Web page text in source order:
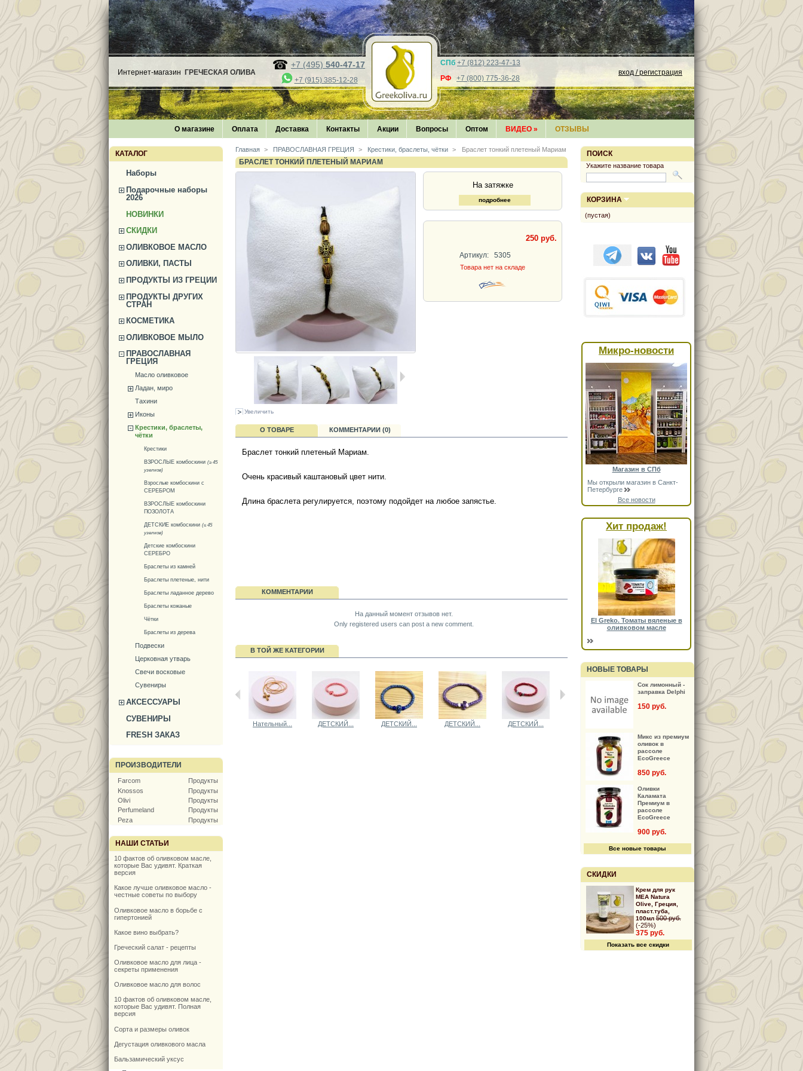
Интернет-магазин ГРЕЧЕСКАЯ ОЛИВА
+7 (495) 540-47-17
+7 (915) 385-12-28
СПб +7 (812) 223-47-13
РФ +7 (800) 775-36-28
вход / регистрация
О магазине Оплата Доставка Контакты Акции Вопросы Оптом ВИДЕО » ОТЗЫВЫ
КАТАЛОГ
Наборы
Подарочные наборы
2026
НОВИНКИ
СКИДКИ
ОЛИВКОВОЕ МАСЛО
ОЛИВКИ, ПАСТЫ
ПРОДУКТЫ ИЗ ГРЕЦИИ
ПРОДУКТЫ ДРУГИХ
СТРАН
КОСМЕТИКА
ОЛИВКОВОЕ МЫЛО
ПРАВОСЛАВНАЯ
ГРЕЦИЯ
Масло оливковое
Ладан, миро
Тахини
Иконы
Крестики, браслеты,
чётки
Крестики
ВЗРОСЛЫЕ комбоскини(≥ 45
узелков)
Взрослые комбоскини с
СЕРЕБРОМ
ВЗРОСЛЫЕ комбоскини
ПОЗОЛОТА
ДЕТСКИЕ комбоскини(≤ 45
узелков)
Детские комбоскини
СЕРЕБРО
Браслеты из камней
Браслеты плетеные, нити
Браслеты ладанное дерево
Браслеты кожаные
Чётки
Браслеты из дерева
Подвески
Церковная утварь
Свечи восковые
Сувениры
АКСЕССУАРЫ
СУВЕНИРЫ
FRESH ЗАКАЗ
ПРОИЗВОДИТЕЛИ
Farcom
Продукты
Knossos
Продукты
Olivi
Продукты
Perfumeland
Продукты
Peza
Продукты
НАШИ СТАТЬИ
10 фактов об оливковом масле,
которые Вас удивят. Краткая
версия
Какое лучше оливковое масло -
честные советы по выбору
Оливковое масло в борьбе с
гипертонией
Какое вино выбрать?
Греческий салат - рецепты
Оливковое масло для лица -
секреты применения
Оливковое масло для волос
10 фактов об оливковом масле,
которые Вас удивят. Полная
версия
Сорта и размеры оливок
Дегустация оливкового масла
Бальзамический уксус
Главная > ПРАВОСЛАВНАЯ ГРЕЦИЯ > Крестики, браслеты, чётки > Браслет тонкий плетеный Мариам
БРАСЛЕТ ТОНКИЙ ПЛЕТЕНЫЙ МАРИАМ
Увеличить
На затяжке
подробнее
250 руб.
Артикул:
5305
Товара нет на складе
О ТОВАРЕ КОММЕНТАРИИ (0)
Браслет тонкий плетеный Мариам.
Очень красивый каштановый цвет нити.
Длина браслета регулируется, поэтому подойдет на любое запястье.
КОММЕНТАРИИ
На данный момент отзывов нет.
Only registered users can post a new comment.
В ТОЙ ЖЕ КАТЕГОРИИ
Нательный... ДЕТСКИЙ... ДЕТСКИЙ... ДЕТСКИЙ... ДЕТСКИЙ... ДЕТСКИЙ... Нательный...
ПОИСК
Укажите название товара
КОРЗИНА
(пустая)
Микро-новости
Магазин в СПб
Мы открыли магазин в Санкт-
Петербурге
Все новости
Хит продаж!
El Greko. Томаты вяленые в
оливковом масле
НОВЫЕ ТОВАРЫ
Сок лимонный -
заправка Delphi
150 руб.
Микс из премиум
оливок в
рассоле
EcoGreece
850 руб.
Оливки
Каламата
Премиум в
рассоле
EcoGreece
900 руб.
Все новые товары
СКИДКИ
Крем для рук
MEA Natura
Olive, Греция,
пласт.туба,
100мл 500 руб.
(-25%)
375 руб.
Показать все скидки